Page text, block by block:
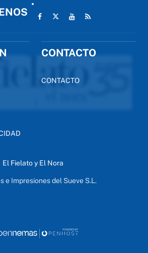
CONTACTO
CONTACTO
El Fielato y El Nora
e Impresiones del Sueve S.L.